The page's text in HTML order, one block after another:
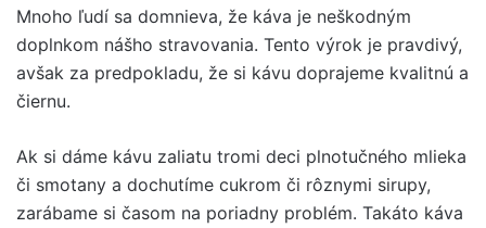
Mnoho ľudí sa domnieva, že káva je neškodným
doplnkom nášho stravovania. Tento výrok je pravdivý,
avšak za predpokladu, že si kávu doprajeme kvalitnú a
čiernu.
Ak si dáme kávu zaliatu tromi deci plnotučného mlieka
či smotany a dochutíme cukrom či rôznymi sirupy,
zarábame si časom na poriadny problém. Takáto káva